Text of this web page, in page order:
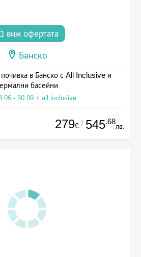
виж офертата
Банско
в Банско с All Inclusive и
басейни
- 30.09 + all inclusive
279€ / 545.68
лв.